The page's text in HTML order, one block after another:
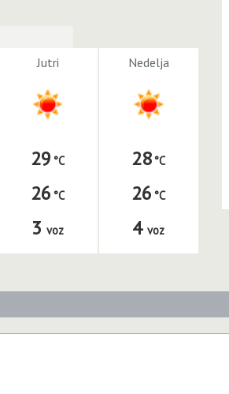
Jutri
29
26
3 voz
Nedelja
28
26
4 voz